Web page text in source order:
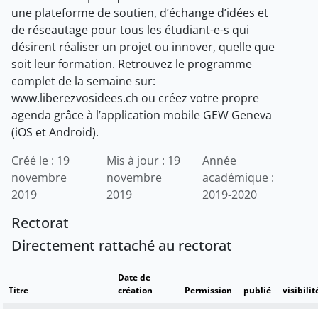
une plateforme de soutien, d’échange d’idées et
de réseautage pour tous les étudiant-e-s qui
désirent réaliser un projet ou innover, quelle que
soit leur formation. Retrouvez le programme
complet de la semaine sur:
www.liberezvosidees.ch ou créez votre propre
agenda grâce à l’application mobile GEW Geneva
(iOS et Android).
Créé le : 19
novembre
2019
Mis à jour : 19
novembre
2019
Année
académique :
2019-2020
Rectorat
Directement rattaché au rectorat
Titre
Date de
création
Permission publié